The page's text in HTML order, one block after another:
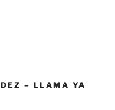
– LLAMA YA